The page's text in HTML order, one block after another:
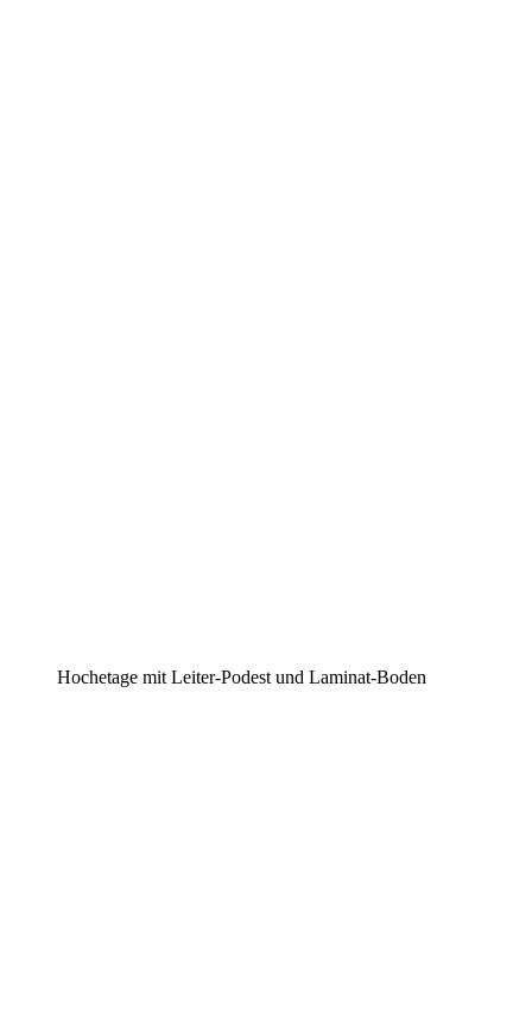
Hochetage mit Leiter-Podest und Laminat-Boden